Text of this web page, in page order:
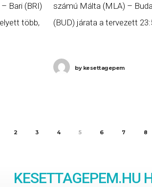
Bari (BRI)
több,
számú Málta (MLA) –
(BUD) járata a tervezett
meg Budapestre. Ha Ön a
bykesettagepem
2 3 4 5 6 7 8
KESETTAGEPEM.HU